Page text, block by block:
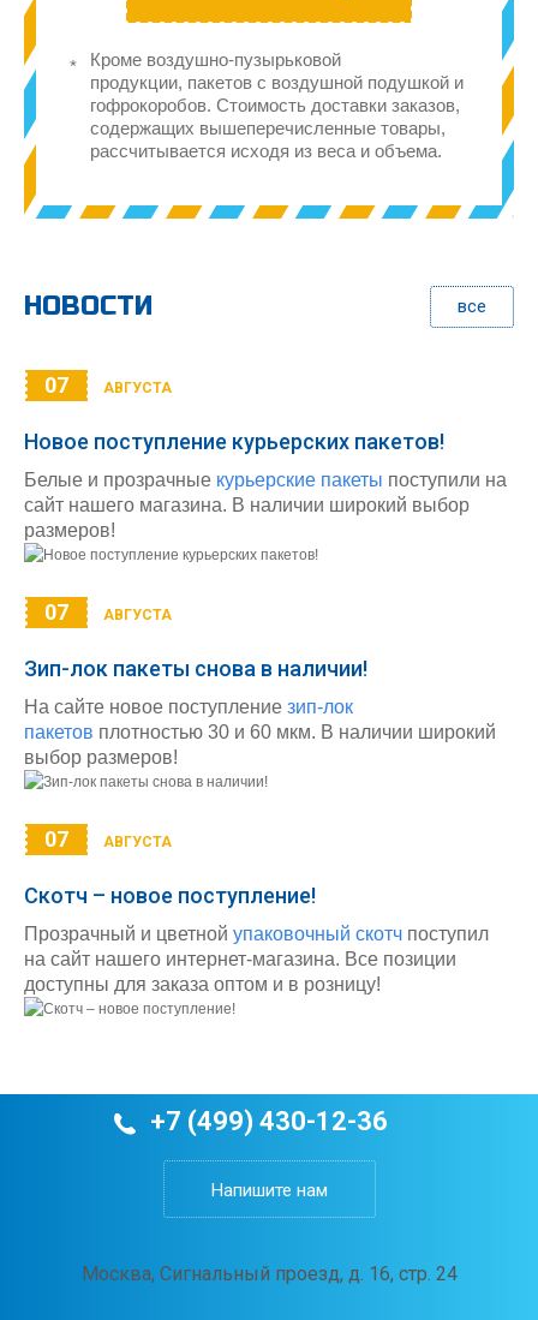
Кроме воздушно-пузырьковой
продукции, пакетов с воздушной подушкой и
гофрокоробов. Стоимость доставки заказов,
содержащих вышеперечисленные товары,
рассчитывается исходя из веса и объема.
НОВОСТИ все
07 АВГУСТА
Новое поступление курьерских пакетов!
Белые и прозрачные курьерские пакеты поступили на
сайт нашего магазина. В наличии широкий выбор
размеров!
07 АВГУСТА
Зип-лок пакеты снова в наличии!
На сайте новое поступление зип-лок
пакетов плотностью 30 и 60 мкм. В наличии широкий
выбор размеров!
07 АВГУСТА
Скотч – новое поступление!
Прозрачный и цветной упаковочный скотч поступил
на сайт нашего интернет-магазина. Все позиции
доступны для заказа оптом и в розницу!
+7 (499) 430-12-36
Напишите нам
Москва, Сигнальный проезд, д. 16, стр. 24